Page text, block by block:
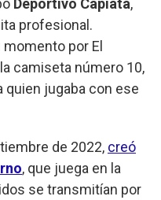
profesional.
por El
camiseta número 10,
quien jugaba con ese
de 2022, creó
, que juega en la
se transmitían por